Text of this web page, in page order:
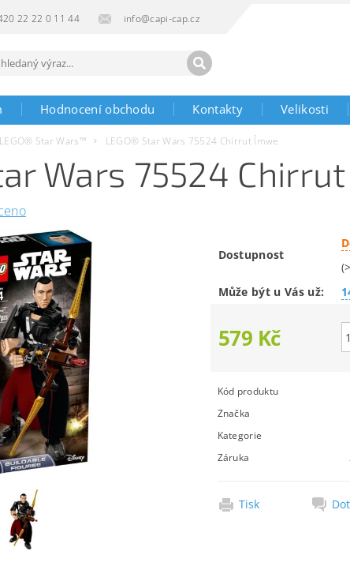
22 22 0 11 44 info@capi-cap.cz
Hodnocení obchodu Kontakty Velikosti
LEGO® Star Wars™ LEGO® Star Wars 75524 Chirrut Îmwe
Wars 75524
Dostupnost
Může být u Vás už:
579 Kč
Kód produktu
Značka
Kategorie
Záruka
Tisk